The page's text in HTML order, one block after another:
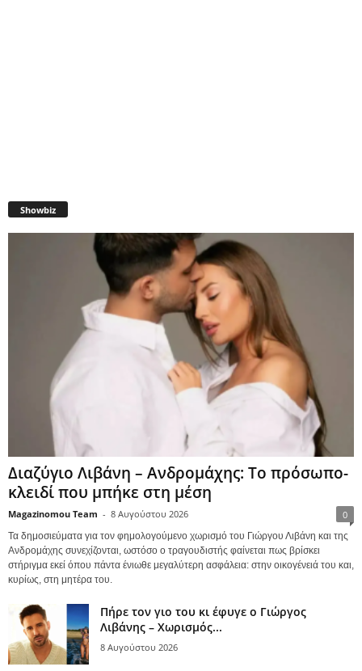
Showbiz
Διαζύγιο Λιβάνη – Ανδρομάχης: Το πρόσωπο-
κλειδί που μπήκε στη μέση
Magazinomou Team - 8 Αυγούστου 2026 0
Τα δημοσιεύματα για τον φημολογούμενο χωρισμό του Γιώργου Λιβάνη και της
Ανδρομάχης συνεχίζονται, ωστόσο ο τραγουδιστής φαίνεται πως βρίσκει
στήριγμα εκεί όπου πάντα ένιωθε μεγαλύτερη ασφάλεια: στην οικογένειά του και,
κυρίως, στη μητέρα του.
Πήρε τον γιο του κι έφυγε ο Γιώργος
Λιβάνης – Χωρισμός...
8 Αυγούστου 2026